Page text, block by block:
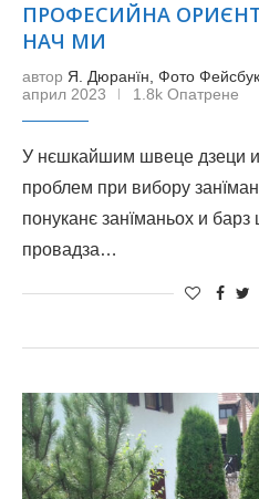
ПРОФЕСИЙНА
НАЧ МИ
автор Я. Дюранїн, Фото
април 2023
1.8k Опатрене
У нєшкайшим швеце дзеци
проблем при вибору
понуканє занїманьох и
провадза…